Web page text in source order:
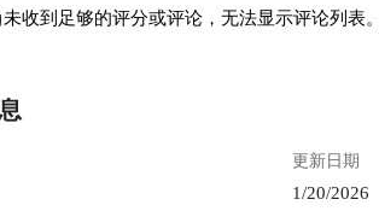
收到足够的评分或评论，无法显示评论列表
更新日期
1/20/2026